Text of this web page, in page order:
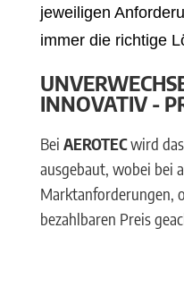
jeweiligen
immer die richtige
INNOVATIV -
Bei AEROTECwird
ausgebaut, wobei bei
Marktanforderungen,
bezahlbaren Preis